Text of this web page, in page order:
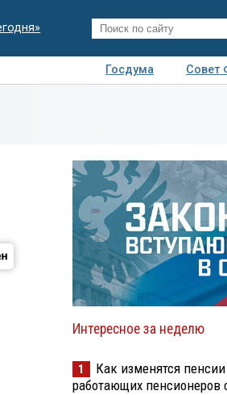
Госдума
Совет
Интересное за неделю
1
Как изменятся пенсии
работающих пенсионеров